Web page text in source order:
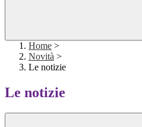
Home >
Novità >
Le notizie
Le notizie